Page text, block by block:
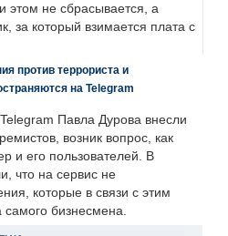
этом не сбрасывается, а
за который взимается плата с
против террориста и
на Telegram
Павла Дурова внесли
возник вопрос, как
и его пользователей. В
что на сервис не
которые в связи с этим
самого бизнесмена.